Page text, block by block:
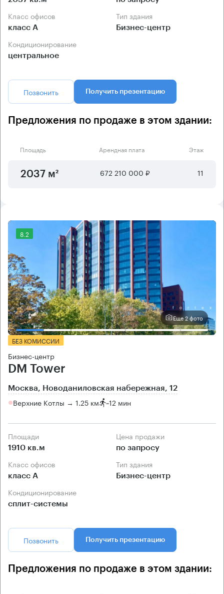
Класс офисов
класс А
Тип здания
Бизнес-центр
Кондиционирование
центральное
Позвонить Получить презентацию
Предложения по продаже в этом здании:
Площадь Арендная плата Этаж
2037 м² 672 210 000 ₽ 11
8.2
Еще 2 фото
БЕЗ КОМИССИИ
Бизнес-центр
DM Tower
Москва, Новоданиловская набережная, 12
Верхние Котлы → 1.25 км ~12 мин
Площади
1910 кв.м
Цена продажи
по запросу
Класс офисов
класс А
Тип здания
Бизнес-центр
Кондиционирование
сплит-системы
Позвонить Получить презентацию
Предложения по продаже в этом здании: